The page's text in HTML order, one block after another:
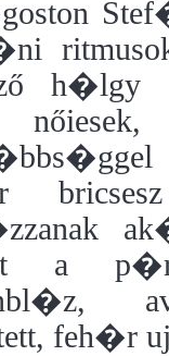
h�lgy
a
feh�r